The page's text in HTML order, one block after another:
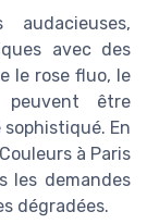
avec des
le rose fluo, le
être
En
à Paris
les demandes
dégradées.